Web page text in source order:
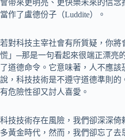
會帶來更明亮、更快樂未來的信念
當作了盧德份子（Luddite）。
若對科技主宰社會有所質疑，你將
慌」─那是一句看起來很端正漂亮
了道德命令。它意味著，人不應該
說，科技技術是不遵守道德準則的
有危險性卻又討人喜愛。
科技技術存在風險，我們卻深深倚
多黃金時代，然而，我們卻忘了去